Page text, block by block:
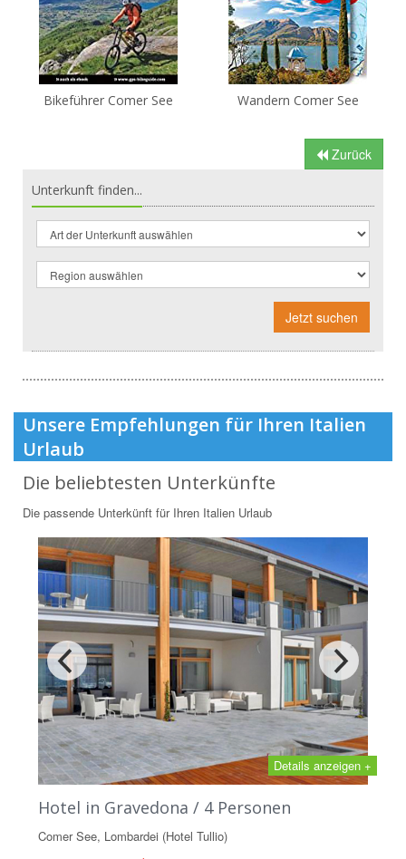
Bikeführer Comer See Wandern Comer See
Zurück
Unterkunft finden...
Jetzt suchen
Unsere Empfehlungen für Ihren Italien
Urlaub
Die beliebtesten Unterkünfte
Die passende Unterkünft für Ihren Italien Urlaub
Details anzeigen +
Hotel in Gravedona / 4 Personen
Comer See, Lombardei (Hotel Tullio)